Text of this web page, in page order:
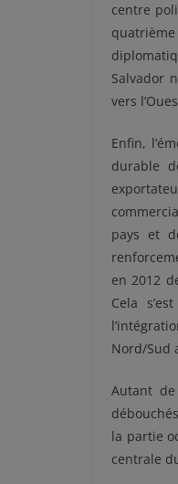
centre
Salvador
vers
Enfin,
durable
pays et
en 2012
Cela
Nord/Sud
Autant
la partie
centrale